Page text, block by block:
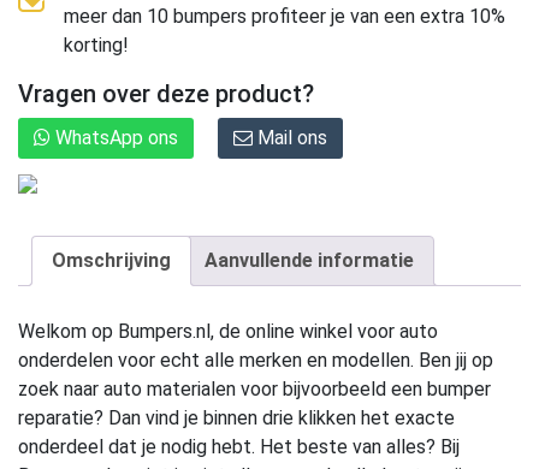
meer dan 10 bumpers profiteer je van een extra 10%
korting!
Vragen over deze product?
WhatsApp ons Mail ons
Omschrijving Aanvullende informatie
Welkom op Bumpers.nl, de online winkel voor auto
onderdelen voor echt alle merken en modellen. Ben jij op
zoek naar auto materialen voor bijvoorbeeld een bumper
reparatie? Dan vind je binnen drie klikken het exacte
onderdeel dat je nodig hebt. Het beste van alles? Bij